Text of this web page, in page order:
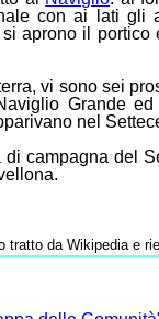
con ai lati gli
aprono il portico
vi sono sei
Grande ed
nel
di campagna del
tratto da Wikipedia e